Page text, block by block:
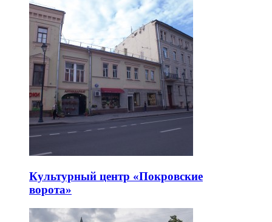
Культурный центр «Покровские
ворота»